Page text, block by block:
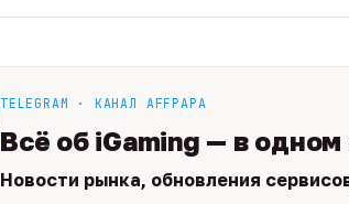
TELEGRAM · КАНАЛ AFFPAPA
Всё об iGaming — в одном
Новости рынка, обновления